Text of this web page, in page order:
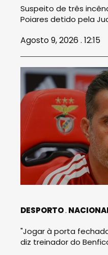
Suspeito de três
Poiares detido pela
Agosto 9, 2026 . 12:15
DESPORTO
"Jogar à porta
diz treinador do